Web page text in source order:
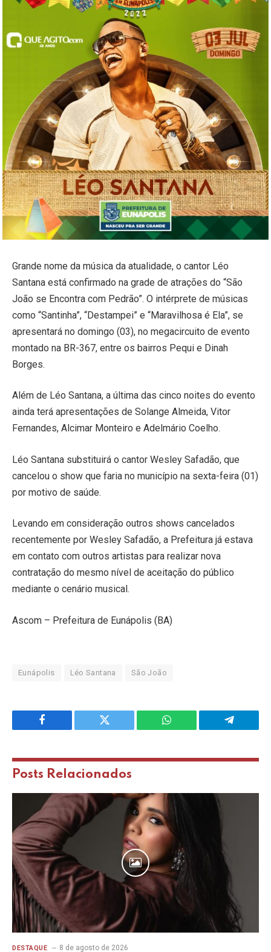
Grande nome da música da atualidade, o cantor Léo
Santana está confirmado na grade de atrações do “São
João se Encontra com Pedrão”. O intérprete de músicas
como “Santinha”, “Destampei” e “Maravilhosa é Ela”, se
apresentará no domingo (03), no megacircuito de evento
montado na BR-367, entre os bairros Pequi e Dinah
Borges.
Além de Léo Santana, a última das cinco noites do evento
ainda terá apresentações de Solange Almeida, Vitor
Fernandes, Alcimar Monteiro e Adelmário Coelho.
Léo Santana substituirá o cantor Wesley Safadão, que
cancelou o show que faria no município na sexta-feira (01)
por motivo de saúde.
Levando em consideração outros shows cancelados
recentemente por Wesley Safadão, a Prefeitura já estava
em contato com outros artistas para realizar nova
contratação do mesmo nível de aceitação do público
mediante o cenário musical.
Ascom – Prefeitura de Eunápolis (BA)
Eunápolis Léo Santana São João
Facebook Twitter WhatsApp Telegram
Posts Relacionados
DESTAQUE 8 de agosto de 2026